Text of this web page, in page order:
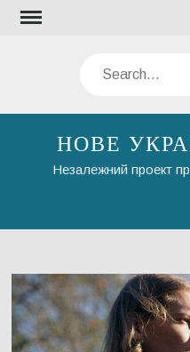
Skip
Search
НОВЕ
Незалежний проект